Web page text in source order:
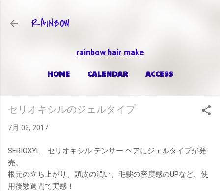
RAINBOW
rainbow hair make
HOME CALENDAR
ACCESS
PRICE
もっと見る… ABOUT
セリオキシルのジェルタイプ
7月 03, 2017
SERIOXYL セリオキシル デンサー ヘアにジェルタイプが発
売。
根元の立ち上がり、頭皮の潤い、毛髪の密度感のUPなど、使
用後数週間で実感！